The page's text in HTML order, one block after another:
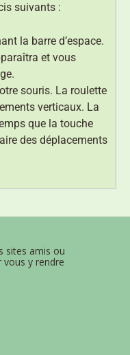
suivants :
la barre d’espace.
et vous
souris. La roulette
verticaux. La
que la touche
des déplacements
sites amis ou
vous y rendre